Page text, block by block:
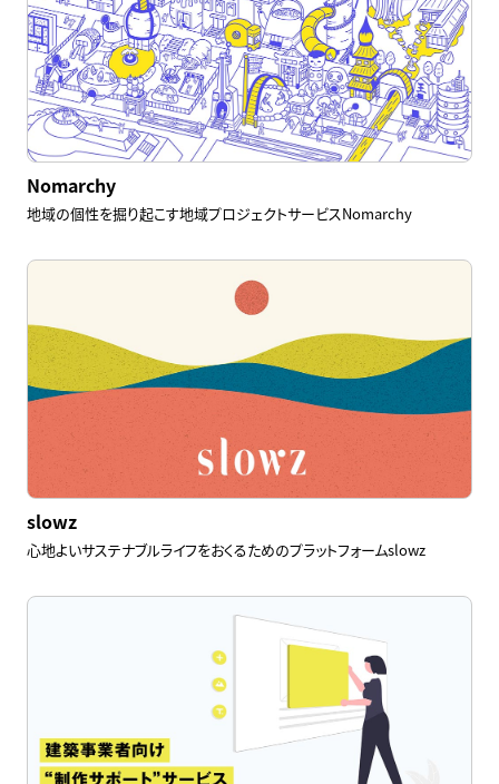
Nomarchy
地域の個性を掘り起こす地域プロジェクトサービスNomarchy
slowz
心地よいサステナブルライフをおくるためのプラットフォームslowz